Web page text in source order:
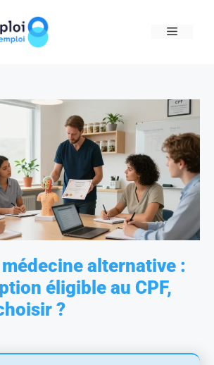
MENU
alternative :
éligible au CPF,
?